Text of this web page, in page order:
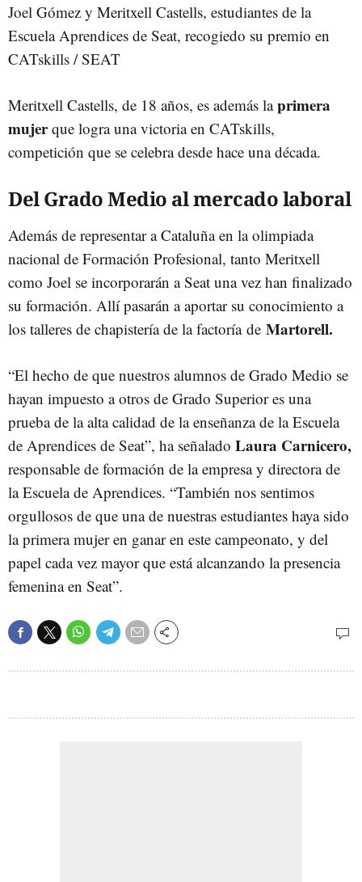
Joel Gómez y Meritxell Castells, estudiantes de la
Escuela Aprendices de Seat, recogiedo su premio en
CATskills / SEAT
Meritxell Castells, de 18 años, es además laprimera
mujerque logra una victoria en CATskills,
competición que se celebra desde hace una década.
Del Grado Medio al mercado laboral
Además de representar a Cataluña en la olimpiada
nacional de Formación Profesional, tanto Meritxell
como Joel se incorporarán a Seat una vez han finalizado
su formación. Allí pasarán a aportar su conocimiento a
los talleres de chapistería de la factoría de Martorell.
“El hecho de que nuestros alumnos de Grado Medio se
hayan impuesto a otros de Grado Superior es una
prueba de la alta calidad de la enseñanza de la Escuela
de Aprendices de Seat”, ha señalado Laura Carnicero,
responsable de formación de la empresa y directora de
la Escuela de Aprendices. “También nos sentimos
orgullosos de que una de nuestras estudiantes haya sido
la primera mujer en ganar en este campeonato, y del
papel cada vez mayor que está alcanzando la presencia
femenina en Seat”.